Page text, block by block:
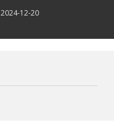
2024-12-20